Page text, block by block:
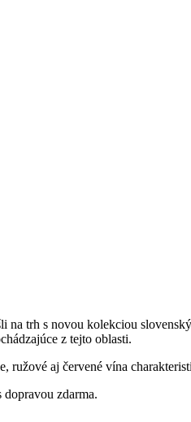
trh s novou kolekciou
z tejto oblasti.
ružové aj červené vína
zdarma.